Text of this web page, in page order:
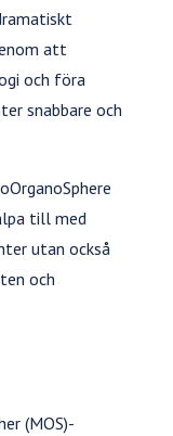
att
och föra
snabbare och
till med
utan också
och
(MOS)-